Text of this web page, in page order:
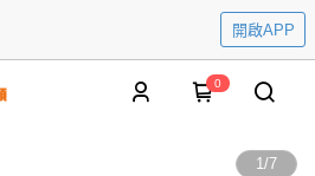
開啟APP
0
1/7